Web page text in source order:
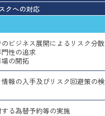
クへの対応
ビジネス展開によるリスク分散
性の追求
の開拓
報の入手及びリスク回避策の検
る為替予約等の実施